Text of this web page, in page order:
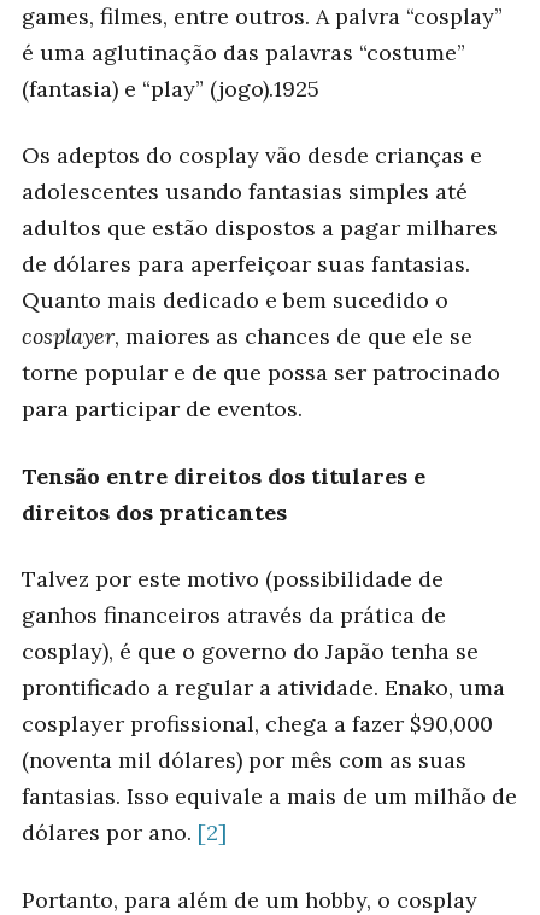
games, filmes, entre outros. A palvra “cosplay”
é uma aglutinação das palavras “costume”
(fantasia) e “play” (jogo).1925
Os adeptos do cosplay vão desde crianças e
adolescentes usando fantasias simples até
adultos que estão dispostos a pagar milhares
de dólares para aperfeiçoar suas fantasias.
Quanto mais dedicado e bem sucedido o
cosplayer, maiores as chances de que ele se
torne popular e de que possa ser patrocinado
para participar de eventos.
Tensão entre direitos dos titulares e
direitos dos praticantes
Talvez por este motivo (possibilidade de
ganhos financeiros através da prática de
cosplay), é que o governo do Japão tenha se
prontificado a regular a atividade. Enako, uma
cosplayer profissional, chega a fazer $90,000
(noventa mil dólares) por mês com as suas
fantasias. Isso equivale a mais de um milhão de
dólares por ano. [2]
Portanto, para além de um hobby, o cosplay